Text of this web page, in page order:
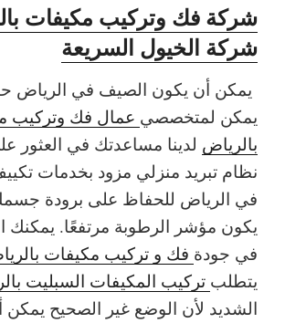
شركة فك وتركيب مكيفات
شركة الخيول السريعة
يمكن أن يكون الصيف في الرياض
يمكن لمتخصصي عمال فك وتركيب
بالرياض لدينا مساعدتك في العثور
نظام تبريد منزلي مزود بخدمات
في الرياض للحفاظ على برودة
يكون مؤشر الرطوبة مرتفعًا. يمكنك
في جودة فك و تركيب مكيفات
يتطلب تركيب المكيفات السبليت
الشديد لأن الوضع غير الصحيح يمكن